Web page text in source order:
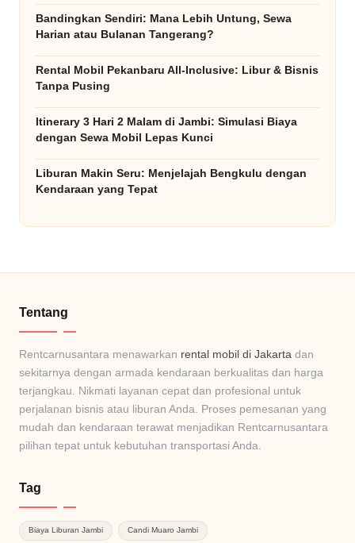
a
g
a
u
Bandingkan Sendiri: Mana Lebih Untung, Sewa
Harian atau Bulanan Tangerang?
Rental Mobil Pekanbaru All-Inclusive: Libur & Bisnis
Tanpa Pusing
Itinerary 3 Hari 2 Malam di Jambi: Simulasi Biaya
dengan Sewa Mobil Lepas Kunci
Liburan Makin Seru: Menjelajah Bengkulu dengan
Kendaraan yang Tepat
Tentang
Rentcarnusantara menawarkan rental mobil di Jakarta dan
sekitarnya dengan armada kendaraan berkualitas dan harga
terjangkau. Nikmati layanan cepat dan profesional untuk
perjalanan bisnis atau liburan Anda. Proses pemesanan yang
mudah dan kendaraan terawat menjadikan Rentcarnusantara
pilihan tepat untuk kebutuhan transportasi Anda.
Tag
Biaya Liburan Jambi Candi Muaro Jambi